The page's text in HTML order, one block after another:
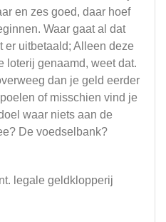
en zes goed, daar hoef
Waar gaat al dat
er uitbetaald; Alleen deze
loterij genaamd, weet dat.
dan je geld eerder
of misschien vind je
waar niets aan de
De voedselbank?
legale geldklopperij